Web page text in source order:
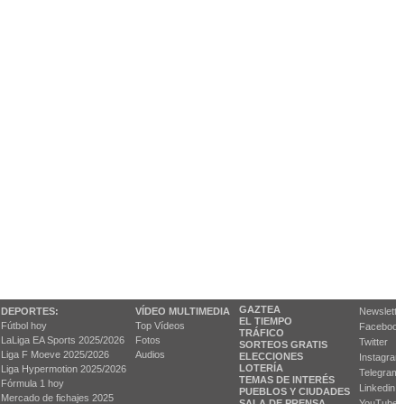
DEPORTES:
Fútbol hoy
LaLiga EA Sports 2025/2026
Liga F Moeve 2025/2026
Liga Hypermotion 2025/2026
Fórmula 1 hoy
Mercado de fichajes 2025
VÍDEO MULTIMEDIA
Top Vídeos
Fotos
Audios
GAZTEA
EL TIEMPO
TRÁFICO
SORTEOS GRATIS
ELECCIONES
LOTERÍA
TEMAS DE INTERÉS
PUEBLOS Y CIUDADES
Twitter
Linkedin